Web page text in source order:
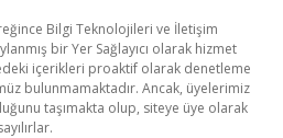
Bilgi Teknolojileri ve İletişim
bir Yer Sağlayıcı olarak hizmet
içerikleri proaktif olarak denetleme
bulunmamaktadır. Ancak, üyelerimiz
taşımakta olup, siteye üye olarak